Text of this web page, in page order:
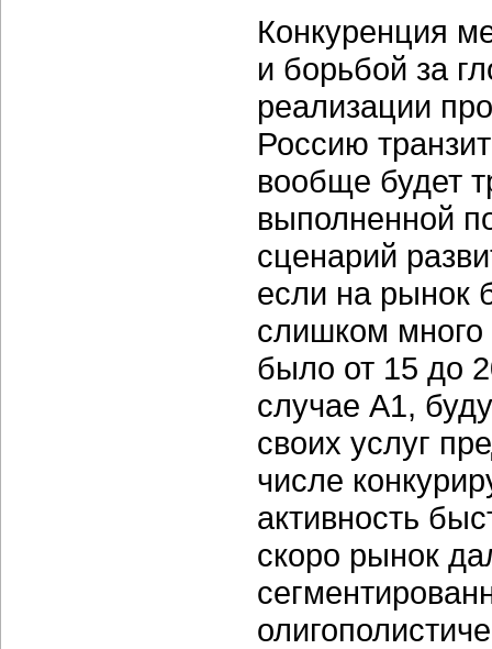
Конкуренция
и борьбой за
реализации
Россию
вообще будет
выполненной
сценарий
если на рынок
слишком много
было от 15 до
случае А1,
своих услуг
числе
активность
скоро рынок